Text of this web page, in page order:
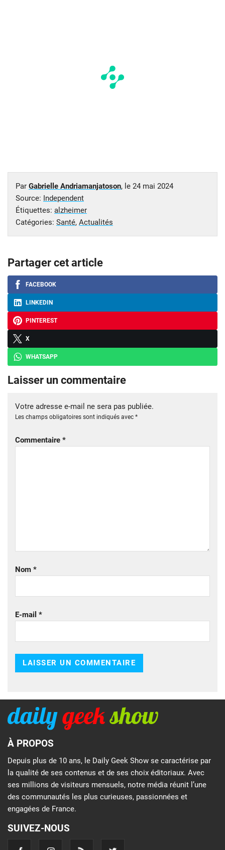
Par Gabrielle Andriamanjatoson, le 24 mai 2024
Source: Independent
Étiquettes: alzheimer
Catégories: Santé, Actualités
Partager cet article
FACEBOOK
LINKEDIN
PINTEREST
X
WHATSAPP
Laisser un commentaire
Votre adresse e-mail ne sera pas publiée.
Les champs obligatoires sont indiqués avec *
Commentaire *
Nom *
E-mail *
À PROPOS
Depuis plus de 10 ans, le Daily Geek Show se caractérise par
la qualité de ses contenus et de ses choix éditoriaux. Avec
ses millions de visiteurs mensuels, notre média réunit l’une
des communautés les plus curieuses, passionnées et
engagées de France.
SUIVEZ-NOUS